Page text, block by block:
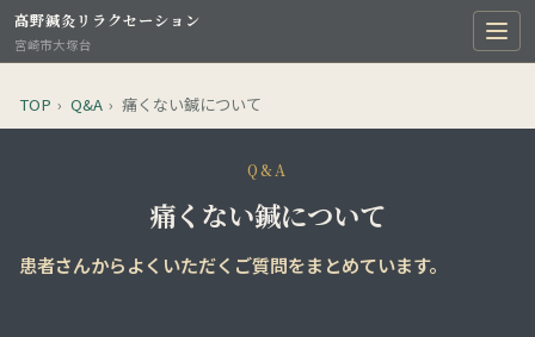
高野鍼灸リラクセーション
宮崎市大塚台
TOP › Q&A › 痛くない鍼について
Q&A
痛くない鍼について
患者さんからよくいただくご質問をまとめています。